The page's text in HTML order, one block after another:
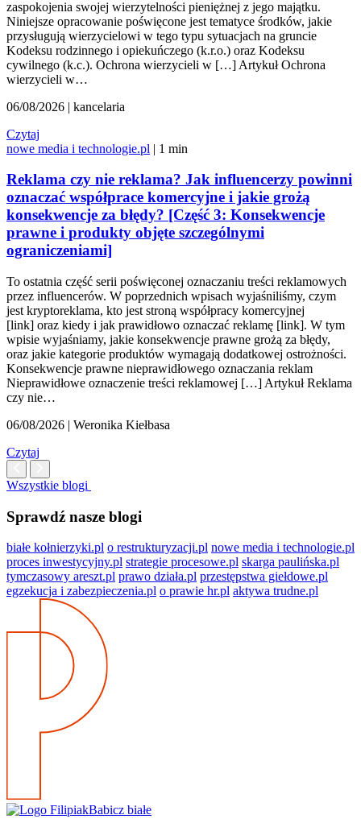
zaspokojenia swojej wierzytelności pieniężnej z jego majątku.
Niniejsze opracowanie poświęcone jest tematyce środków, jakie
przysługują wierzycielowi w tego typu sytuacjach na gruncie
Kodeksu rodzinnego i opiekuńczego (k.r.o.) oraz Kodeksu
cywilnego (k.c.). Ochrona wierzycieli w […] Artykuł Ochrona
wierzycieli w…
06/08/2026 | kancelaria
Czytaj
nowe media i technologie.pl | 1 min
Reklama czy nie reklama? Jak influencerzy powinni
oznaczać współprace komercyjne i jakie grożą
konsekwencje za błędy? [Część 3: Konsekwencje
prawne i produkty objęte szczególnymi
ograniczeniami]
To ostatnia część serii poświęconej oznaczaniu treści reklamowych
przez influencerów. W poprzednich wpisach wyjaśniliśmy, czym
jest kryptoreklama, kto jest stroną współpracy komercyjnej
[link] oraz kiedy i jak prawidłowo oznaczać reklamę [link]. W tym
wpisie wyjaśniamy, jakie konsekwencje prawne grożą za błędy,
oraz jakie kategorie produktów wymagają dodatkowej ostrożności.
Konsekwencje prawne nieprawidłowego oznaczania reklam
Nieprawidłowe oznaczenie treści reklamowej […] Artykuł Reklama
czy nie…
06/08/2026 | Weronika Kiełbasa
Czytaj
Wszystkie blogi
Sprawdź nasze blogi
białe kołnierzyki.pl o restrukturyzacji.pl nowe media i technologie.pl
proces inwestycyjny.pl strategie procesowe.pl skarga paulińska.pl
tymczasowy areszt.pl prawo działa.pl przestępstwa giełdowe.pl
egzekucja i zabezpieczenia.pl o prawie hr.pl aktywa trudne.pl